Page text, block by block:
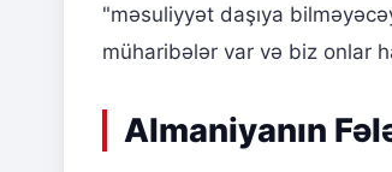
"məsuliyyət daşıya
müharibələr var və biz onlar
Almaniyanın